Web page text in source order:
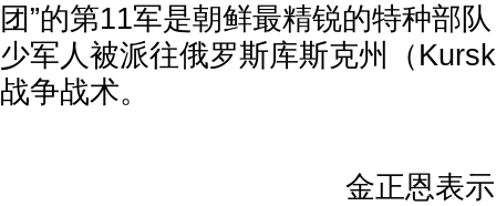
团”的第11军是朝鲜最精锐的特种部
少军人被派往俄罗斯库斯克州（
战争战术。
金正恩表